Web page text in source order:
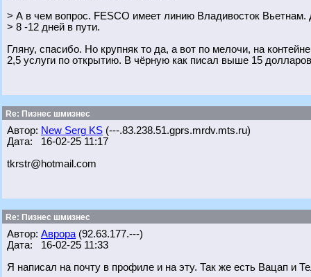
> А в чем вопрос. FESCO имеет линию Владивосток Вьетнам.
> 8 -12 дней в пути.
Гляну, спасибо. Но крупняк то да, а вот по мелочи, на
2,5 услуги по открытию. В чёрную как писал выше 15
Re: Пизнес шмизнес
Автор: New Serg KS (---.83.238.51.gprs.mrdv.mts.ru)
Дата: 16-02-25 11:17
tkrstr@hotmail.com
Re: Пизнес шмизнес
Автор: Аврора (92.63.177.---)
Дата: 16-02-25 11:33
Я написал на почту в профиле и на эту. Так же есть Вацап и